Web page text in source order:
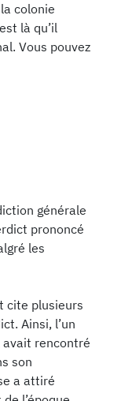
colonie
là qu’il
Vous pouvez
générale
prononcé
les
cite plusieurs
Ainsi, l’un
avait rencontré
son
a attiré